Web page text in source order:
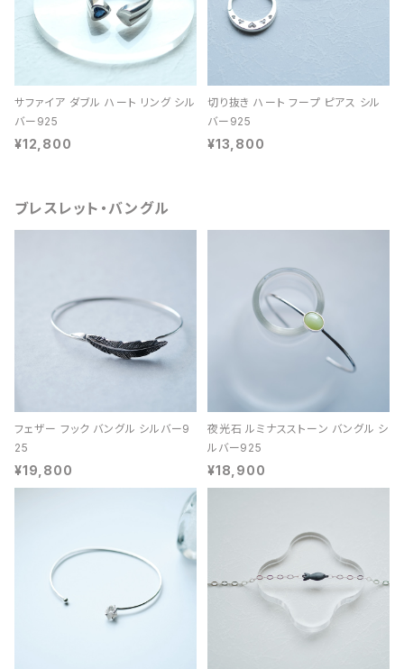
サファイア ダブル ハート リング シル
バー925
¥12,800
切り抜き ハート フープ ピアス シル
バー925
¥13,800
ブレスレット・バングル
フェザー フック バングル シルバー9
25
¥19,800
夜光石 ルミナスストーン バングル シ
ルバー925
¥18,900